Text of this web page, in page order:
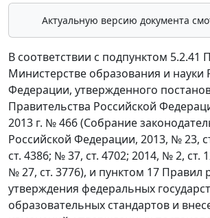
Актуальную версию документа
В соответствии с подпунктом 5.2.41
Министерстве образования и науки
Федерации, утвержденного
Правительства Российской
2013 г. № 466 (Собрание
Российской Федерации, 2013, № 23,
ст. 4386; № 37, ст. 4702; 2014, № 2, ст.
№ 27, ст. 3776), и пунктом 17 Правил
утверждения федеральных
образовательных стандартов и